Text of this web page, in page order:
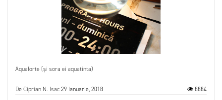
Aquaforte (și sora ei aquatinta)
DeCiprian N. Isac29 Ianuarie, 2018 8884